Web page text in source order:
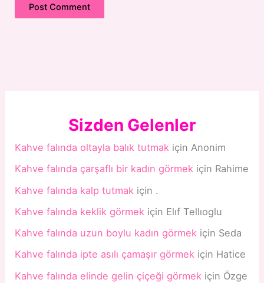
Sizden Gelenler
Kahve falında oltayla balık tutmak için Anonim
Kahve falında çarşaflı bir kadın görmek için Rahime
Kahve falında kalp tutmak için .
Kahve falında keklik görmek için Elıf Tellıoglu
Kahve falında uzun boylu kadın görmek için Seda
Kahve falında ipte asılı çamaşır görmek için Hatice
Kahve falında elinde gelin çiçeği görmek için Özge